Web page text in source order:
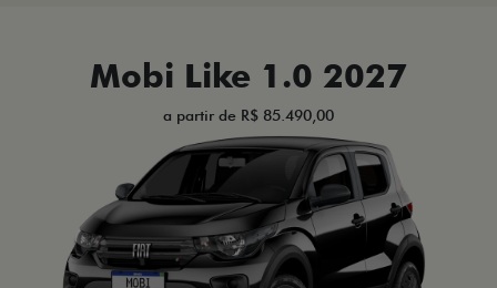
Mobi Like 1.0 2027
a partir de R$ 85.490,00